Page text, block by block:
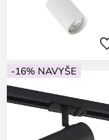
-16% NAVYŠE